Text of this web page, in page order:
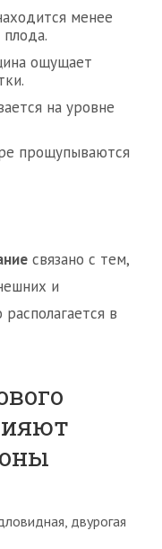
менее
ощущает
на уровне
прощупываются
связано с тем,
и
в
двурогая